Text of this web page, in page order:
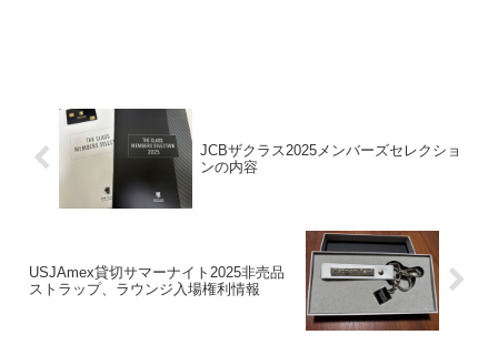
JCBザクラス2025メンバーズセレクショ
ンの内容
USJAmex貸切サマーナイト2025非売品
ストラップ、ラウンジ入場権利情報